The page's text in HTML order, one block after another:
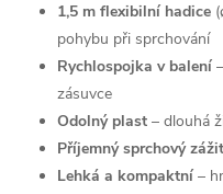
1,5 m flexibilní hadice
pohybu při sprchování
Rychlospojka v balení
zásuvce
Odolný plast – dlouhá
Příjemný sprchový
Lehká a kompaktní –